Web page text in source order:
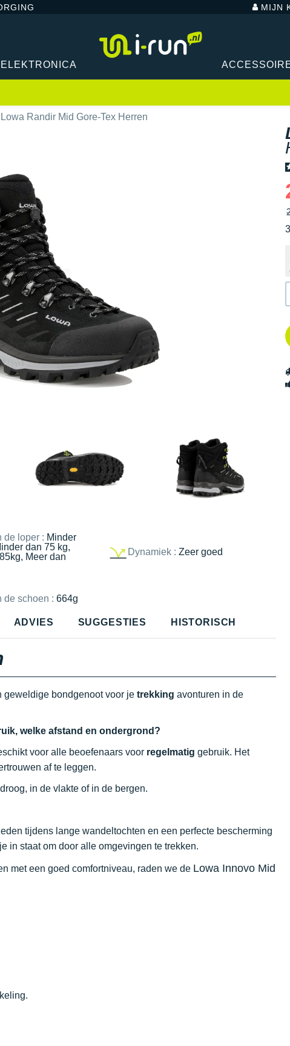
MIJN
ELEKTRONICA
Lowa Randir Mid Gore-Tex Herren
de loper : Minder
dan 75 kg,
Meer dan
Dynamiek : Zeer goed
de schoen :664g
ADVIES SUGGESTIES HISTORISCH
geweldige bondgenoot voor je trekking avonturen in de
welke afstand en ondergrond?
voor alle beoefenaars voor regelmatig gebruik. Het
af te leggen.
in de vlakte of in de bergen.
tijdens lange wandeltochten en een perfecte bescherming
in staat om door alle omgevingen te trekken.
met een goed comfortniveau, raden we de Lowa Innovo Mid